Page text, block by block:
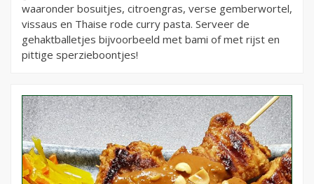
waaronder bosuitjes, citroengras, verse gemberwortel,
vissaus en Thaise rode curry pasta. Serveer de
gehaktballetjes bijvoorbeeld met bami of met rijst en
pittige sperzieboontjes!